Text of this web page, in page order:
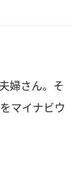
婦さん。そ
マイナビウ